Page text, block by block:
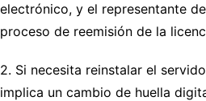
electrónico, y el representante
proceso de reemisión de la
2. Si necesita reinstalar el
implica un cambio de huella